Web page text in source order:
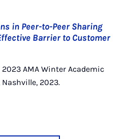
in Peer-to-Peer Sharing
Barrier to Customer
2023 AMA Winter Academic
2023.